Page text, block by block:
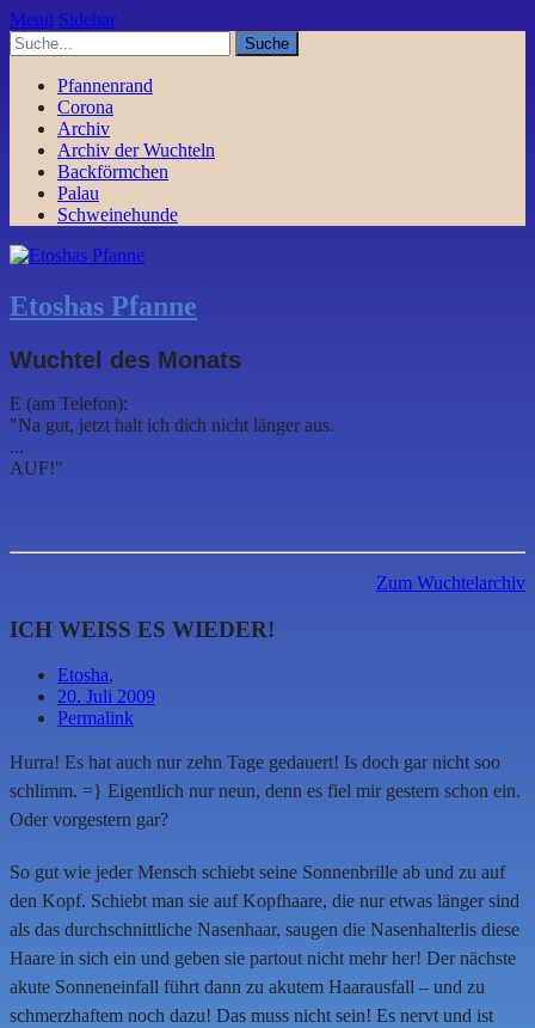
Menü Sidebar
Pfannenrand
Corona
Archiv
Archiv der Wuchteln
Backförmchen
Palau
Schweinehunde
Etoshas Pfanne
Wuchtel des Monats
E (am Telefon):
"Na gut, jetzt halt ich dich nicht länger aus.
...
AUF!"
Zum Wuchtelarchiv
ICH WEISS ES WIEDER!
Etosha,
20. Juli 2009
Permalink
Hurra! Es hat auch nur zehn Tage gedauert! Is doch gar nicht soo
schlimm. =} Eigentlich nur neun, denn es fiel mir gestern schon ein.
Oder vorgestern gar?
So gut wie jeder Mensch schiebt seine Sonnenbrille ab und zu auf
den Kopf. Schiebt man sie auf Kopfhaare, die nur etwas länger sind
als das durchschnittliche Nasenhaar, saugen die Nasenhalterlis diese
Haare in sich ein und geben sie partout nicht mehr her! Der nächste
akute Sonneneinfall führt dann zu akutem Haarausfall – und zu
schmerzhaftem noch dazu! Das muss nicht sein! Es nervt und ist